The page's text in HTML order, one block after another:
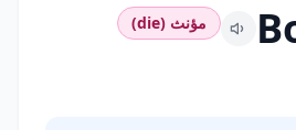
مؤنث (die)